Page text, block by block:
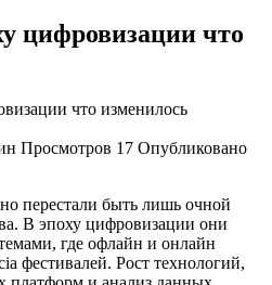
цифровизации что
Просмотров 17 Опубликовано
перестали быть лишь очной
В эпоху цифровизации они
где офлайн и онлайн
фестивалей. Рост технологий,